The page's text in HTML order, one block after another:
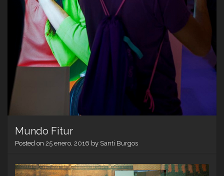
Mundo Fitur
Posted on 25 enero, 2016 by Santi Burgos